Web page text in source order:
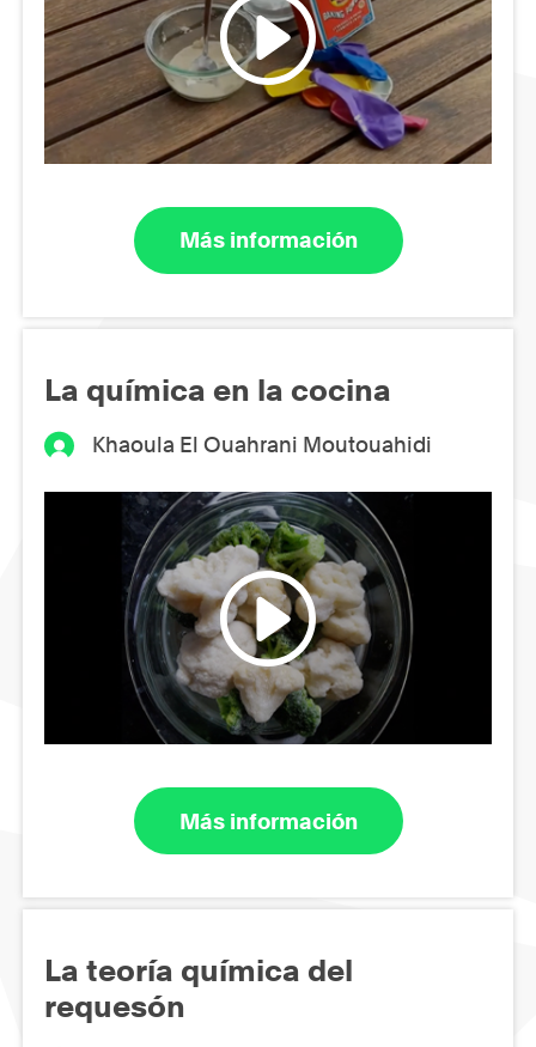
Más información
La química en la cocina
Khaoula El Ouahrani Moutouahidi
Más información
La teoría química del
requesón